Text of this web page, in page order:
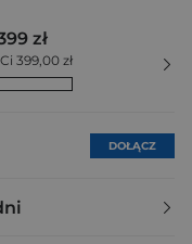
zł
399,00 zł
DOŁĄCZ